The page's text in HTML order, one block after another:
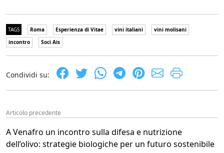
TAGS Roma Esperienza di Vitae vini italiani
vini molisani
incontro
Soci Ais
Condividi su:
Articolo precedente
A Venafro un incontro sulla difesa e nutrizione
dell’olivo: strategie biologiche per un futuro sostenibile